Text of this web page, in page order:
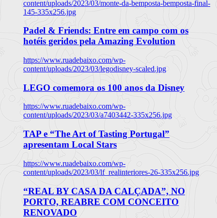
content/uploads/2023/03/monte-da-bemposta-bemposta-final-
145-335x256.jpg
Padel & Friends: Entre em campo com os
hotéis geridos pela Amazing Evolution
https://www.ruadebaixo.com/wp-
content/uploads/2023/03/legodisney-scaled.jpg
LEGO comemora os 100 anos da Disney
https://www.ruadebaixo.com/wp-
content/uploads/2023/03/a7403442-335x256.jpg
TAP e “The Art of Tasting Portugal”
apresentam Local Stars
https://www.ruadebaixo.com/wp-
content/uploads/2023/03/lf_realinteriores-26-335x256.jpg
“REAL BY CASA DA CALÇADA”, NO
PORTO, REABRE COM CONCEITO
RENOVADO